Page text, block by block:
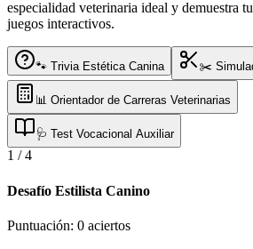
especialidad veterinaria ideal y demuestra
juegos interactivos.
🐾 Trivia Estética Canina ✂️
📊 Orientador de Carreras Veterinarias
🩺 Test Vocacional Auxiliar
1 /4
Desafío Estilista Canino
Puntuación: 0 aciertos